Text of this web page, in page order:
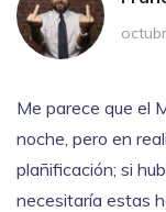
Me parece que el
noche, pero en
plañificación; si
necesitaría estas